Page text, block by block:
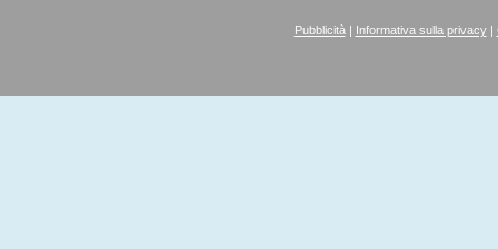
Pubblicità| Informativa sulla privacy|